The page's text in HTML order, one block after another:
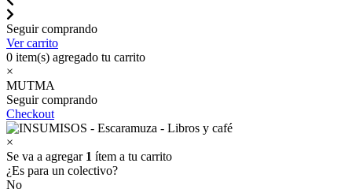
Seguir comprando
Ver carrito
0 item(s) agregado tu carrito
×
MUTMA
Seguir comprando
Checkout
×
Se va a agregar 1 ítem a tu carrito
¿Es para un colectivo?
No